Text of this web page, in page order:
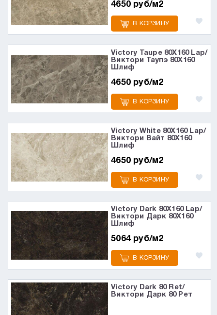
4650 руб/м2
В КОРЗИНУ
Victory Taupe 80X160 Lap/
Виктори Таупэ 80X160
Шлиф
4650 руб/м2
В КОРЗИНУ
Victory White 80X160 Lap/
Виктори Вайт 80X160
Шлиф
4650 руб/м2
В КОРЗИНУ
Victory Dark 80X160 Lap/
Виктори Дарк 80X160
Шлиф
5064 руб/м2
В КОРЗИНУ
Victory Dark 80 Ret/
Виктори Дарк 80 Рет